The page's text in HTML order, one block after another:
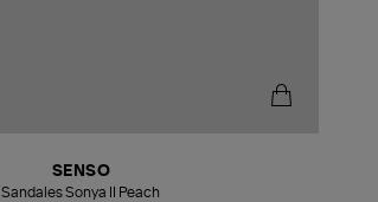
SENSO
Sandales Sonya II Peach